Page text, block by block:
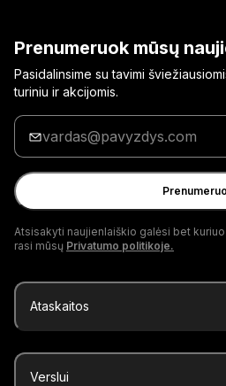
Prenumeruok mūsų
Pasidalinsime su tavimi
turiniu ir akcijomis.
Įrašyk
savo
el.
pašto
adresą
Atsisakyti naujienlaiškio galėsi bet
rasi mūsų Privatumo politikoje.
Ataskaitos
Verslui